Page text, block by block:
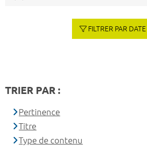
FILTRER PAR DATE
TRIER PAR :
Pertinence
Titre
Type de contenu